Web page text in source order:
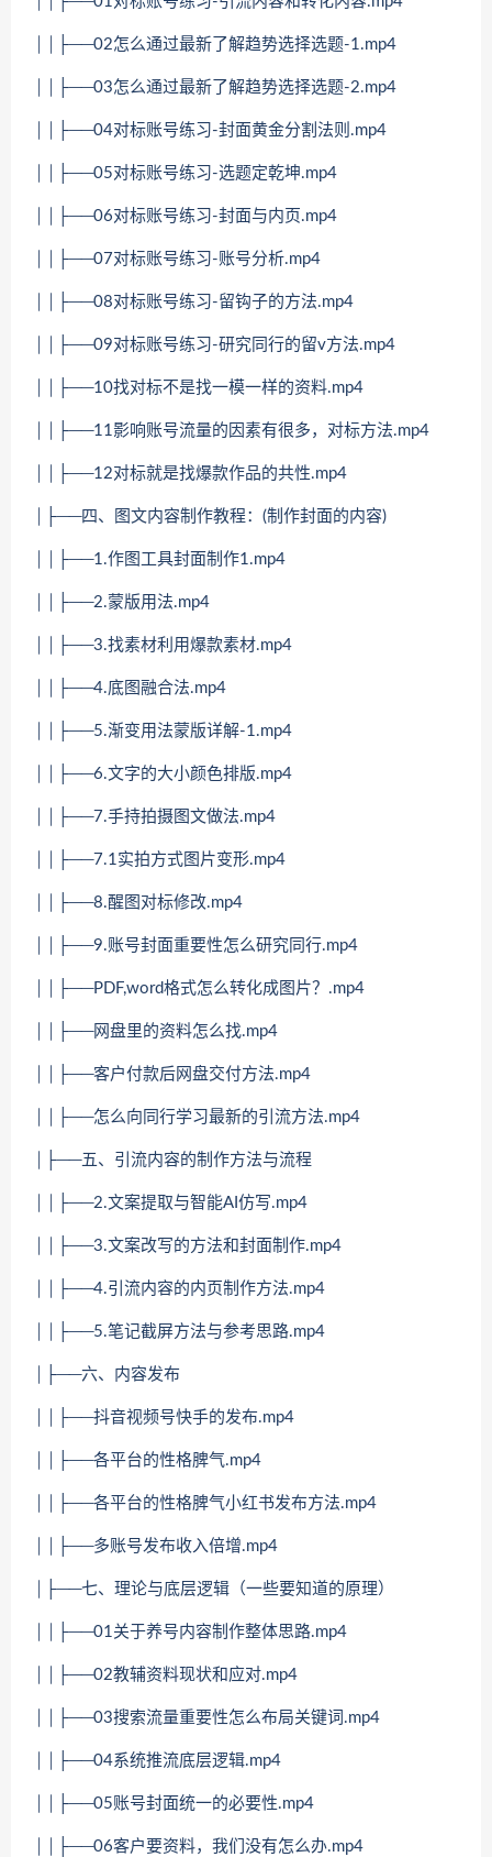
││├──02怎么通过最新了解趋势选择选题-1.mp4
││├──03怎么通过最新了解趋势选择选题-2.mp4
││├──04对标账号练习-封面黄金分割法则.mp4
││├──05对标账号练习-选题定乾坤.mp4
││├──06对标账号练习-封面与内页.mp4
││├──07对标账号练习-账号分析.mp4
││├──08对标账号练习-留钩子的方法.mp4
││├──09对标账号练习-研究同行的留v方法.mp4
││├──10找对标不是找一模一样的资料.mp4
││├──11影响账号流量的因素有很多，对标方法.mp4
││├──12对标就是找爆款作品的共性.mp4
│├──四、图文内容制作教程：(制作封面的内容)
││├──1.作图工具封面制作1.mp4
││├──2.蒙版用法.mp4
││├──3.找素材利用爆款素材.mp4
││├──4.底图融合法.mp4
││├──5.渐变用法蒙版详解-1.mp4
││├──6.文字的大小颜色排版.mp4
││├──7.手持拍摄图文做法.mp4
││├──7.1实拍方式图片变形.mp4
││├──8.醒图对标修改.mp4
││├──9.账号封面重要性怎么研究同行.mp4
││├──PDF,word格式怎么转化成图片？.mp4
││├──网盘里的资料怎么找.mp4
││├──客户付款后网盘交付方法.mp4
││├──怎么向同行学习最新的引流方法.mp4
│├──五、引流内容的制作方法与流程
││├──2.文案提取与智能AI仿写.mp4
││├──3.文案改写的方法和封面制作.mp4
││├──4.引流内容的内页制作方法.mp4
││├──5.笔记截屏方法与参考思路.mp4
│├──六、内容发布
││├──抖音视频号快手的发布.mp4
││├──各平台的性格脾气.mp4
││├──各平台的性格脾气小红书发布方法.mp4
││├──多账号发布收入倍增.mp4
│├──七、理论与底层逻辑（一些要知道的原理）
││├──01关于养号内容制作整体思路.mp4
││├──02教辅资料现状和应对.mp4
││├──03搜索流量重要性怎么布局关键词.mp4
││├──04系统推流底层逻辑.mp4
││├──05账号封面统一的必要性.mp4
││├──06客户要资料，我们没有怎么办.mp4